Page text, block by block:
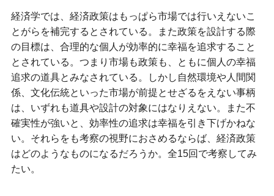
経済学では、経済政策はもっぱら市場では行いえないこ
とがらを補完するとされている。また政策を設計する際
の目標は、合理的な個人が効率的に幸福を追求すること
とされている。つまり市場も政策も、ともに個人の幸福
追求の道具とみなされている。しかし自然環境や人間関
係、文化伝統といった市場が前提とせざるをえない事柄
は、いずれも道具や設計の対象にはなりえない。また不
確実性が強いと、効率性の追求は幸福を引き下げかねな
い。それらをも考察の視野におさめるならば、経済政策
はどのようなものになるだろうか。全15回で考察してみ
たい。